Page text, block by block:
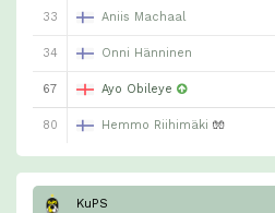
33 Aniis Machaal
34 Onni Hänninen
67 Ayo Obileye
80 Hemmo Riihimäki 🧤
KuPS